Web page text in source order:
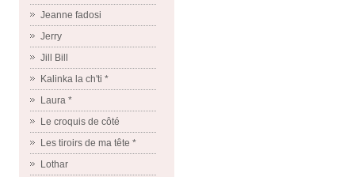
Jeanne fadosi
Jerry
Jill Bill
Kalinka la ch'ti *
Laura *
Le croquis de côté
Les tiroirs de ma tête *
Lothar